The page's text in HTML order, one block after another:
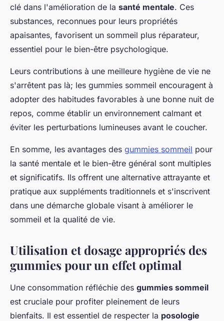
clé dans l'amélioration de la santé mentale. Ces
substances, reconnues pour leurs propriétés
apaisantes, favorisent un sommeil plus réparateur,
essentiel pour le bien-être psychologique.
Leurs contributions à une meilleure hygiène de vie ne
s'arrêtent pas là; les gummies sommeil encouragent à
adopter des habitudes favorables à une bonne nuit de
repos, comme établir un environnement calmant et
éviter les perturbations lumineuses avant le coucher.
En somme, les avantages des gummies sommeil pour
la santé mentale et le bien-être général sont multiples
et significatifs. Ils offrent une alternative attrayante et
pratique aux suppléments traditionnels et s'inscrivent
dans une démarche globale visant à améliorer le
sommeil et la qualité de vie.
Utilisation et dosage appropriés des
gummies pour un effet optimal
Une consommation réfléchie des gummies sommeil
est cruciale pour profiter pleinement de leurs
bienfaits. Il est essentiel de respecter la posologie